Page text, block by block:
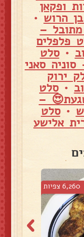
ופקאן
הרוש •
–
פלפלים
•סלט
סאני
ירוק
•סלט
–
•סלט
אלישע
6,260 צפיות